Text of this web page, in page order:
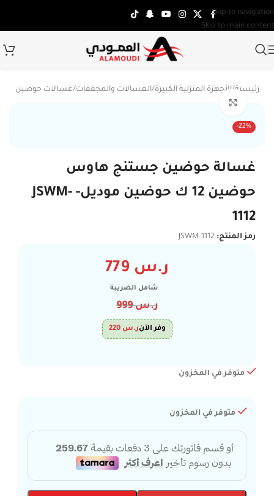
Skip to navigation
Skip to main content
الرئيسية/الأجهزة المنزلية الكبيرة/الغسالات والمجففات/غسالات حوضين
-22%
غسالة حوضين جستنج هاوس
حوضين 12 ك حوضين موديل- JSWM-
1112
رمز المنتج: JSWM-1112
ر.س
شامل الضريبة
ر.س999
وفر الآنر.س 220
متوفر في المخزون
متوفر في المخزون